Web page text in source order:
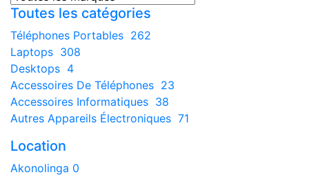
Toutes les catégories
Téléphones Portables 262
Laptops 308
Desktops 4
Accessoires De Téléphones 23
Accessoires Informatiques 38
Autres Appareils Électroniques 71
Location
Akonolinga 0